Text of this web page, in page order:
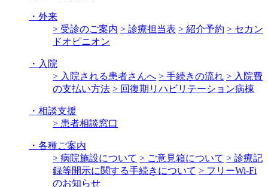
・ 外来
> 受診のご案内 > 診療担当表 > 紹介予約 > セカン
ドオピニオン
・ 入院
> 入院される患者さんへ > 手続きの流れ > 入院費
の支払い方法 > 回復期リハビリテーション病棟
・ 相談支援
> 患者相談窓口
・ 各種ご案内
> 病院施設について > ご意見箱について > 診療記
録等開示に関する手続きについて > フリーWi-Fi
のお知らせ